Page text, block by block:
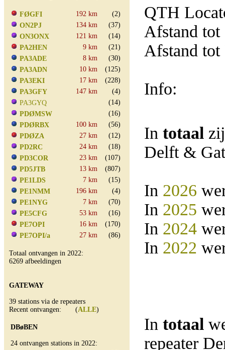
FØGFI 192 km
(2)
ON2PJ
134 km
(37)
ON3ONX
121 km
(14)
PA2HEN
9 km
(21)
PA3ADE
8 km
(30)
PA3ADN
10 km
(125)
PA3EKI
17 km
(228)
PA3GFY
147 km
(4)
PA3GYQ
(14)
PDØMSW
(16)
PDØRBX
100 km
(56)
PDØZA
27 km
(12)
PD2RC
24 km
(18)
PD3COR
23 km
(107)
PD5JTB
13 km
(807)
PE1LDS
7 km
(15)
PE1NMM
196 km
(4)
PE1NYG
7 km
(70)
PE5CFG
53 km
(16)
PE7OPI
16 km
(170)
PE7OPI/a
27 km (86)
Totaal ontvangen in 2022:
6269 afbeeldingen
GATEWAY
39 stations via de repeaters
Recent ontvangen: (ALLE)
DBøBEN
24 ontvangen stations in 2022:
QTH
Afstand tot
Afstand tot
Info:
In totaal
Delft &
In 2026
In 2025
In 2024
In 2022
In totaal
repeater